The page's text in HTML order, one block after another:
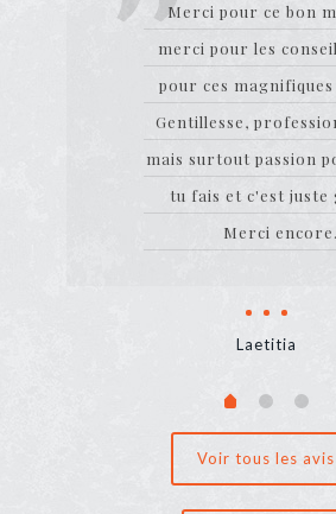
Merci pour ce bon
merci pour les
pour ces
Gentillesse,
mais surtout passion
tu fais et c'est juste
Merci encore.
Laetitia
Voir tous les avis